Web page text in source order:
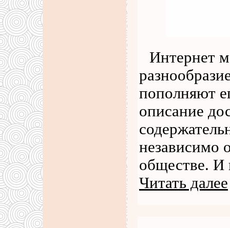
Интернет
пополняют
описание
независимо
обществе. И
Читать далее